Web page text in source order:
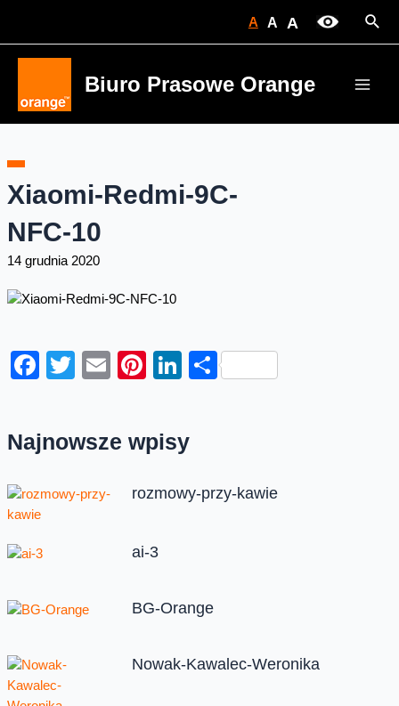
A A A
Biuro Prasowe Orange
Xiaomi-Redmi-9C-
NFC-10
14 grudnia 2020
Facebook
Twitter
EmailPinterest
LinkedIn
Share
Najnowsze wpisy
rozmowy-przy-kawie
ai-3
BG-Orange
Nowak-Kawalec-Weronika